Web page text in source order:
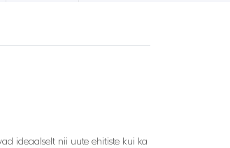
ideaalselt nii uute ehitiste kui ka